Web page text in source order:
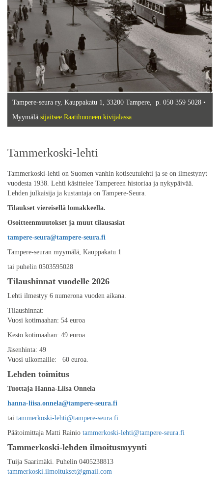
Tampere-seura ry, Kauppakatu 1, 33200 Tampere, p. 050 359 5028 •
Myymälä sijaitsee Raatihuoneen kivijalassa
Tammerkoski-lehti
Tammerkoski-lehti on Suomen vanhin kotiseutulehti ja se on ilmestynyt
vuodesta 1938. Lehti käsittelee Tampereen historiaa ja nykypäivää.
Lehden julkaisija ja kustantaja on Tampere-Seura.
Tilaukset viereisellä lomakkeella.
Osoitteenmuutokset ja muut tilausasiat
tampere-seura@tampere-seura.fi
Tampere-seuran myymälä, Kauppakatu 1
tai puhelin 0503595028
Tilaushinnat vuodelle 2026
Lehti ilmestyy 6 numerona vuoden aikana.
Tilaushinnat:
Vuosi kotimaahan: 54 euroa
Kesto kotimaahan: 49 euroa
Jäsenhinta: 49
Vuosi ulkomaille: 60 euroa.
Lehden toimitus
Tuottaja Hanna-Liisa Onnela
hanna-liisa.onnela@tampere-seura.fi
tai tammerkoski-lehti@tampere-seura.fi
Päätoimittaja Matti Rainio tammerkoski-lehti@tampere-seura.fi
Tammerkoski-lehden ilmoitusmyynti
Tuija Saarimäki. Puhelin 0405238813
tammerkoski.ilmoitukset@gmail.com